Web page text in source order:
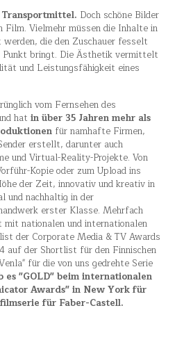
Doch schöne Bilder
Film. Vielmehr müssen die Inhalte in
die den Zuschauer fesselt
Punkt bringt. Die Ästhetik vermittelt
und Leistungsfähigkeit eines
vom Fernsehen des
hat in über 35 Jahren mehr als
für namhafte Firmen,
erstellt, darunter auch
und Virtual-Reality-Projekte. Von
Kopie oder zum Upload ins
der Zeit, innovativ und kreativ in
und nachhaltig in der
erster Klasse. Mehrfach
mit nationalen und internationalen
der Corporate Media & TV Awards
auf der Shortlist für den Finnischen
für die von uns gedrehte Serie
es "GOLD" beim internationalen
Awards" in New York für
für Faber-Castell.